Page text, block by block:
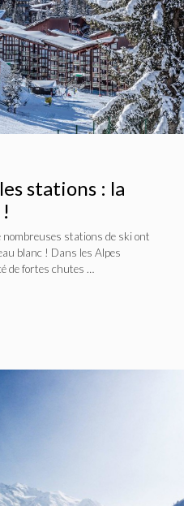
stations : la
nombreuses stations de ski ont
blanc ! Dans les Alpes
de fortes chutes …